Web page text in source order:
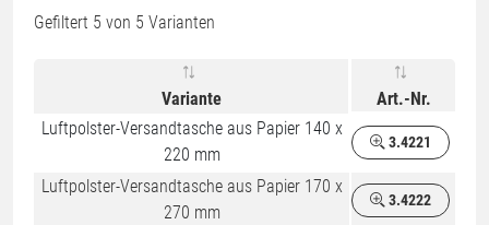
Gefiltert 5 von 5 Varianten
Variante
Art.-Nr.
Luftpolster-Versandtasche aus Papier 140 x
220 mm
3.4221
Luftpolster-Versandtasche aus Papier 170 x
270 mm
3.4222